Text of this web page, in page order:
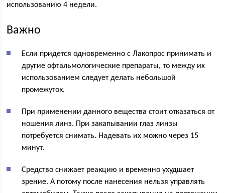
использованию 4 недели.
Важно
Если придется одновременно с Лакопрос принимать и
другие офтальмологические препараты, то между их
использованием следует делать небольшой
промежуток.
При применении данного вещества стоит отказаться от
ношения линз. При закапывании глаз линзы
потребуется снимать. Надевать их можно через 15
минут.
Средство снижает реакцию и временно ухудшает
зрение. А потому после нанесения нельзя управлять